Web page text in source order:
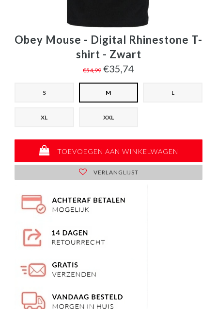
Obey Mouse - Digital Rhinestone T-
shirt - Zwart
€54,99 €35,74
S M L
XL XXL
TOEVOEGEN AAN WINKELWAGEN
VERLANGLIJST